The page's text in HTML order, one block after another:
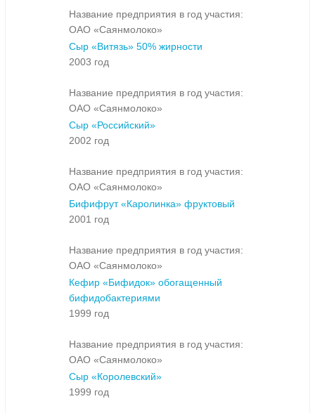
Название предприятия в год участия:
ОАО «Саянмолоко»
Сыр «Витязь» 50% жирности
2003 год
Название предприятия в год участия:
ОАО «Саянмолоко»
Сыр «Российский»
2002 год
Название предприятия в год участия:
ОАО «Саянмолоко»
Бифифрут «Каролинка» фруктовый
2001 год
Название предприятия в год участия:
ОАО «Саянмолоко»
Кефир «Бифидок» обогащенный
бифидобактериями
1999 год
Название предприятия в год участия:
ОАО «Саянмолоко»
Сыр «Королевский»
1999 год